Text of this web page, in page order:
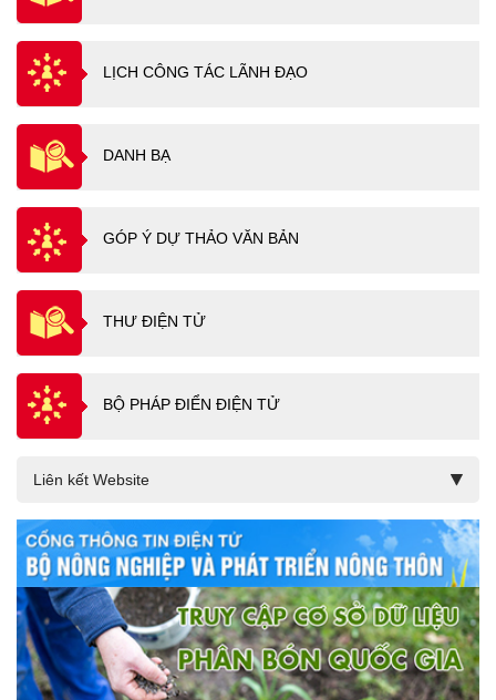
LỊCH CÔNG TÁC LÃNH ĐẠO
DANH BẠ
GÓP Ý DỰ THẢO VĂN BẢN
THƯ ĐIỆN TỬ
BỘ PHÁP ĐIỂN ĐIỆN TỬ